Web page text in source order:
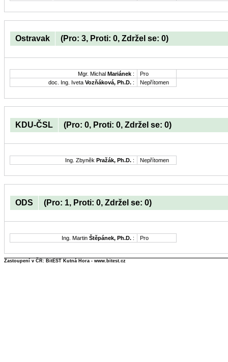
Ostravak (Pro: 3, Proti: 0, Zdržel se: 0)
Mgr. Michal Mariánek :
Pro
doc. Ing. Iveta Vozňáková, Ph.D. : Nepřítomen
KDU-ČSL (Pro: 0, Proti: 0, Zdržel se: 0)
Ing. Zbyněk Pražák, Ph.D. : Nepřítomen
ODS (Pro: 1, Proti: 0, Zdržel se: 0)
Ing. Martin Štěpánek, Ph.D. : Pro
Zastoupení v ČR: BitEST Kutná Hora - www.bitest.cz